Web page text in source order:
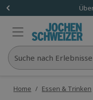
Suche nach
Home / Essen & Trinken